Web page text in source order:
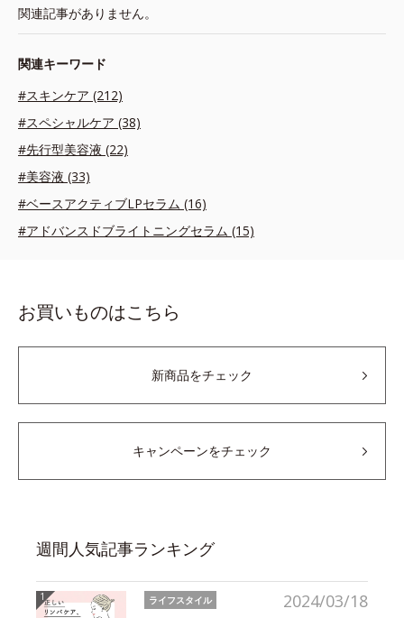
関連記事がありません。
関連キーワード
#スキンケア (212)
#スペシャルケア (38)
#先行型美容液 (22)
#美容液 (33)
#ベースアクティブLPセラム (16)
#アドバンスドブライトニングセラム (15)
お買いものはこちら
新商品をチェック
キャンペーンをチェック
週間人気記事ランキング
2024/03/18
ライフスタイル